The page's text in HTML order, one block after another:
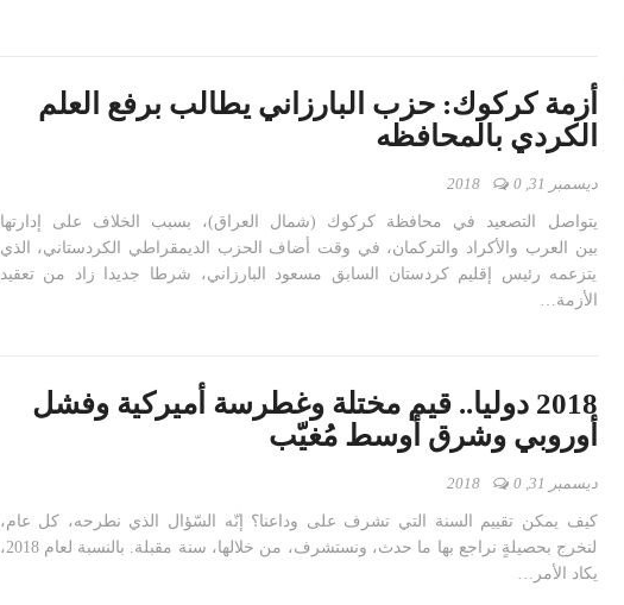
أزمة كركوك: حزب البارزاني يطالب برفع العلم
الكردي بالمحافظه
ديسمبر 31, 2018 0
يتواصل التصعيد في محافظة كركوك (شمال العراق)، بسبب الخلاف على إدارتها
بين العرب والأكراد والتركمان، في وقت أضاف الحزب الديمقراطي الكردستاني، الذي
يتزعمه رئيس إقليم كردستان السابق مسعود البارزاني، شرطا جديدا زاد من تعقيد
الأزمة…
2018 دوليا.. قيم مختلة وغطرسة أميركية وفشل
أوروبي وشرق أوسط مُغيّب
ديسمبر 31, 2018 0
كيف يمكن تقييم السنة التي تشرف على وداعنا؟ إنّه السّؤال الذي نطرحه، كل عام،
لنخرج بحصيلةٍ نراجع بها ما حدث، ونستشرف، من خلالها، سنة مقبلة. بالنسبة لعام 2018،
يكاد الأمر…